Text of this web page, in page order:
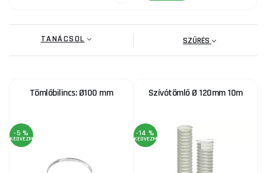
TANÁCSOL SZŰRÉS
Tömlőbilincs: Ø100 mm
-5 %
KEDVEZMÉNY
Szívótömlő Ø 120mm 10m
-14 %
KEDVEZMÉNY